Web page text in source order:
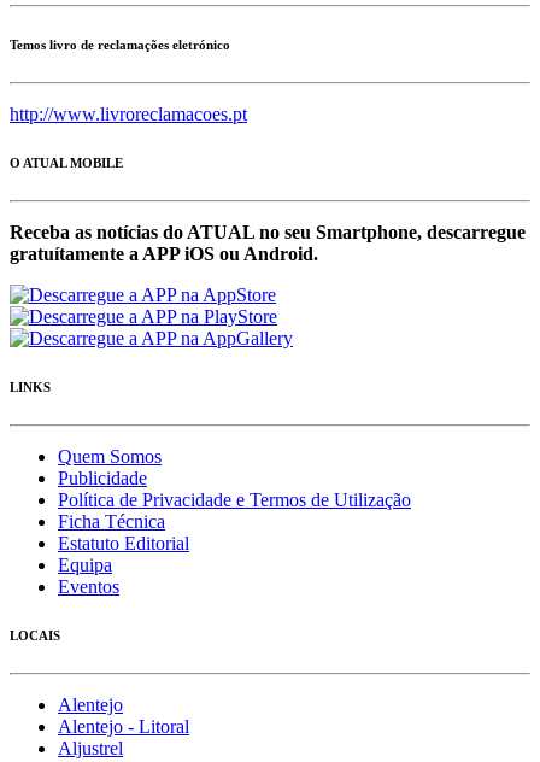
Temos livro de reclamações eletrónico
http://www.livroreclamacoes.pt
O ATUAL MOBILE
Receba as notícias do ATUAL no seu Smartphone, descarregue
gratuítamente a APP iOS ou Android.
LINKS
Quem Somos
Publicidade
Política de Privacidade e Termos de Utilização
Ficha Técnica
Estatuto Editorial
Equipa
Eventos
LOCAIS
Alentejo
Alentejo - Litoral
Aljustrel